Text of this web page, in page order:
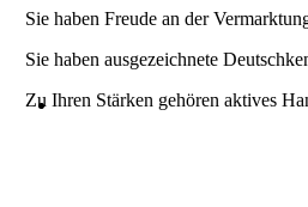
Sie haben Freude an der
Sie haben ausgezeichnete
Zu Ihren Stärken gehören aktives